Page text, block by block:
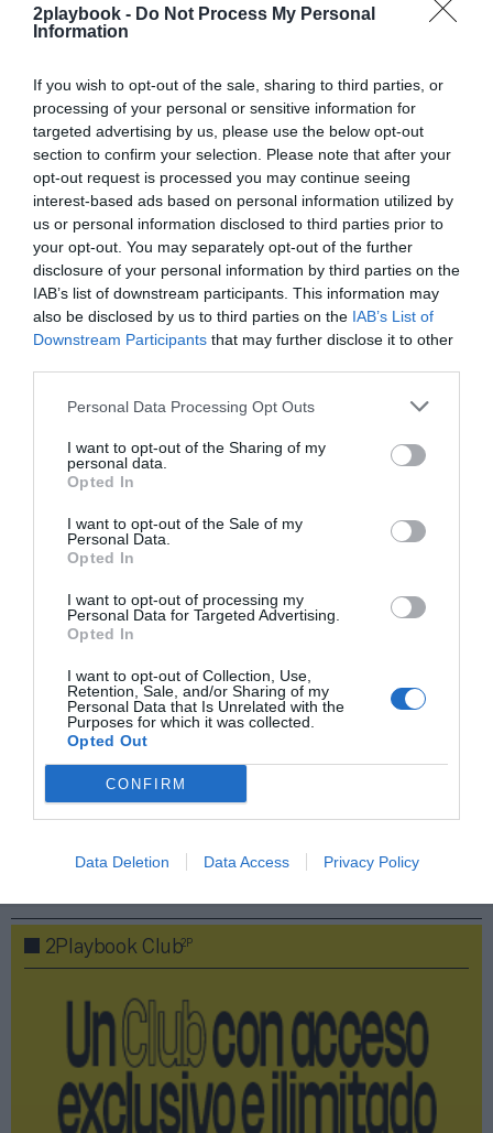
2playbook - Do Not Process My Personal
Information
If you wish to opt-out of the sale, sharing to third parties, or
processing of your personal or sensitive information for
targeted advertising by us, please use the below opt-out
section to confirm your selection. Please note that after your
opt-out request is processed you may continue seeing
interest-based ads based on personal information utilized by
us or personal information disclosed to third parties prior to
your opt-out. You may separately opt-out of the further
disclosure of your personal information by third parties on the
IAB’s list of downstream participants. This information may
also be disclosed by us to third parties on the IAB’s List of
Downstream Participants that may further disclose it to other
Personal Data Processing Opt Outs
I want to opt-out of the Sharing of my
personal data.
Opted In
I want to opt-out of the Sale of my
Personal Data.
Opted In
I want to opt-out of processing my
Personal Data for Targeted Advertising.
Opted In
I want to opt-out of Collection, Use,
Retention, Sale, and/or Sharing of my
Personal Data that Is Unrelated with the
Purposes for which it was collected.
Opted Out
CONFIRM
Data Deletion Data Access Privacy Policy
Índex2P
SD Huesca
LaLiga
La ciudad deportiva, a punto
En otros aspectos de la gestión del club, el Huesca
entidad. En ella ya se han invertido siete millones de
euros, de la mano de la Fundación Alcoraz, para
desarrollar hasta cuatro campos –tres de hierba
natural, y uno con tribuna para 2.000 espectadores– y
una residencia recientemente remodelada, que acogerá
a la cantera y al Programa Internacional de la SDH
Academy.
Para su financiación podrá hacer uso de parte de
los 31 millones que percibirá del Plan Impulso de
LaLiga y CVC. De estos fondos ya ha podido hacer uso
de 14 millones. Gracias a sus dos temporadas en
Primera en el último lustro “nos ha caído mucho más
dinero del que le ha caído a algunos equipos de
Segunda”, ha recordado Ortas.
de forma gratuita
Mantente informado con las últimas noticias de actualidad.
Imprimir
2Playbook Club2P